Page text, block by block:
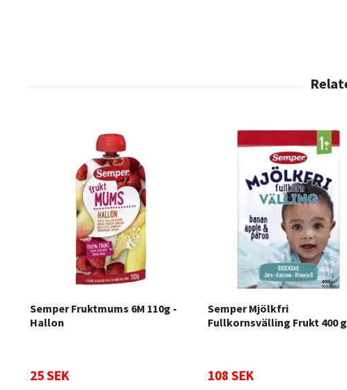
Semper Fruktmums 6M 110g -
Hallon
25 SEK
Semper Mjölkfri
Fullkornsvälling Frukt 400 g
108 SEK